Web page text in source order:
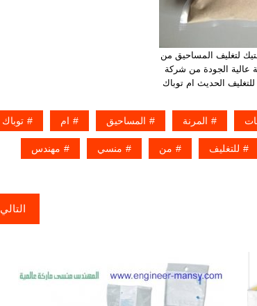
لتغليف المساحيق من
عالية الجودة من شركة
الحديث ام توباك
المرنة المساحيق ام توباك
للتغليف من منسي مهندس
التالي